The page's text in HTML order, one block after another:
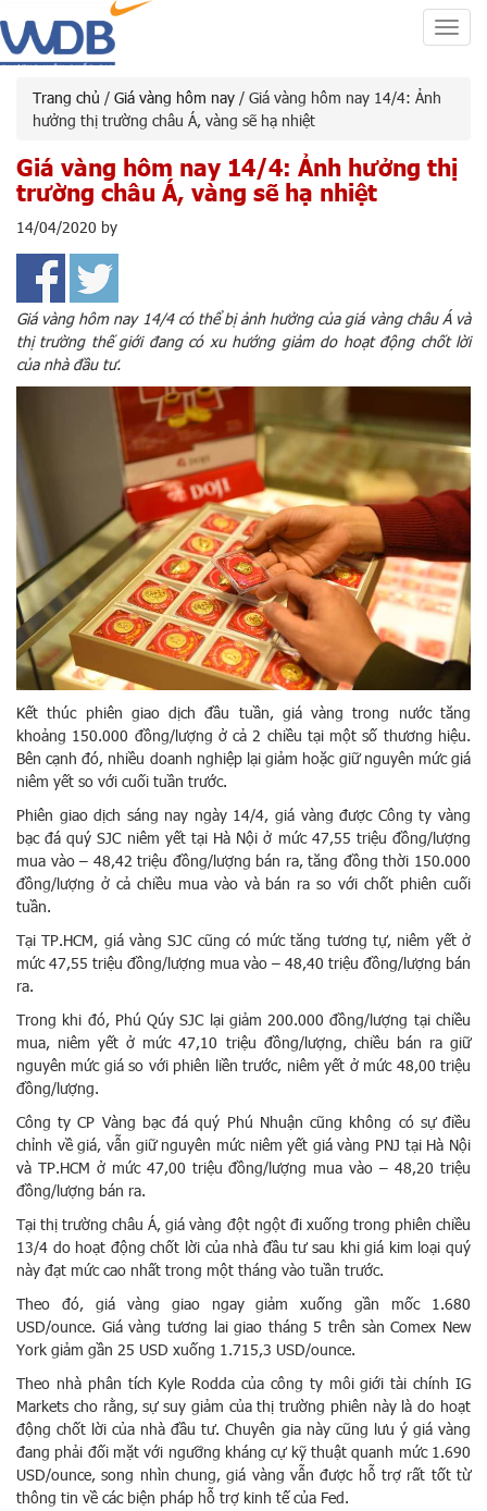
Trang chủ / Giá vàng hôm nay / Giá vàng hôm nay 14/4: Ảnh
hưởng thị trường châu Á, vàng sẽ hạ nhiệt
Giá vàng hôm nay 14/4: Ảnh hưởng thị
trường châu Á, vàng sẽ hạ nhiệt
14/04/2020 by
Giá vàng hôm nay 14/4 có thể bị ảnh hưởng của giá vàng châu Á và
thị trường thế giới đang có xu hướng giảm do hoạt động chốt lời
của nhà đầu tư.
Kết thúc phiên giao dịch đầu tuần, giá vàng trong nước tăng
khoảng 150.000 đồng/lượng ở cả 2 chiều tại một số thương hiệu.
Bên cạnh đó, nhiều doanh nghiệp lại giảm hoặc giữ nguyên mức giá
niêm yết so với cuối tuần trước.
Phiên giao dịch sáng nay ngày 14/4, giá vàng được Công ty vàng
bạc đá quý SJC niêm yết tại Hà Nội ở mức 47,55 triệu đồng/lượng
mua vào – 48,42 triệu đồng/lượng bán ra, tăng đồng thời 150.000
đồng/lượng ở cả chiều mua vào và bán ra so với chốt phiên cuối
tuần.
Tại TP.HCM, giá vàng SJC cũng có mức tăng tương tự, niêm yết ở
mức 47,55 triệu đồng/lượng mua vào – 48,40 triệu đồng/lượng bán
ra.
Trong khi đó, Phú Qúy SJC lại giảm 200.000 đồng/lượng tại chiều
mua, niêm yết ở mức 47,10 triệu đồng/lượng, chiều bán ra giữ
nguyên mức giá so với phiên liền trước, niêm yết ở mức 48,00 triệu
đồng/lượng.
Công ty CP Vàng bạc đá quý Phú Nhuận cũng không có sự điều
chỉnh về giá, vẫn giữ nguyên mức niêm yết giá vàng PNJ tại Hà Nội
và TP.HCM ở mức 47,00 triệu đồng/lượng mua vào – 48,20 triệu
đồng/lượng bán ra.
Tại thị trường châu Á, giá vàng đột ngột đi xuống trong phiên chiều
13/4 do hoạt động chốt lời của nhà đầu tư sau khi giá kim loại quý
này đạt mức cao nhất trong một tháng vào tuần trước.
Theo đó, giá vàng giao ngay giảm xuống gần mốc 1.680
USD/ounce. Giá vàng tương lai giao tháng 5 trên sàn Comex New
York giảm gần 25 USD xuống 1.715,3 USD/ounce.
Theo nhà phân tích Kyle Rodda của công ty môi giới tài chính IG
Markets cho rằng, sự suy giảm của thị trường phiên này là do hoạt
động chốt lời của nhà đầu tư. Chuyên gia này cũng lưu ý giá vàng
đang phải đối mặt với ngưỡng kháng cự kỹ thuật quanh mức 1.690
USD/ounce, song nhìn chung, giá vàng vẫn được hỗ trợ rất tốt từ
thông tin về các biện pháp hỗ trợ kinh tế của Fed.